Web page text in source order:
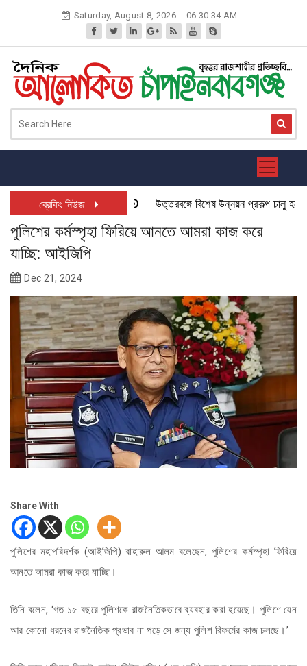
Saturday, August 8, 2026 06:30:35 AM
ব্রেকিং নিউজ উত্তরবঙ্গে বিশেষ উন্নয়ন প্রকল্প চালু হতে
পুলিশের কর্মস্পৃহা ফিরিয়ে আনতে আমরা কাজ করে
যাচ্ছি: আইজিপি
Dec 21, 2024
Share With
পুলিশের মহাপরিদর্শক (আইজিপি) বাহারুল আলম বলেছেন, পুলিশের কর্মস্পৃহা ফিরিয়ে
আনতে আমরা কাজ করে যাচ্ছি।
তিনি বলেন, ‘গত ১৫ বছরে পুলিশকে রাজনৈতিকভাবে ব্যবহার করা হয়েছে। পুলিশে যেন
আর কোনো ধরনের রাজনৈতিক প্রভাব না পড়ে সে জন্য পুলিশ রিফর্মের কাজ চলছে।’